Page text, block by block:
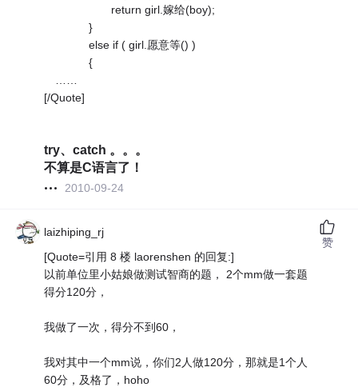
return girl.嫁给(boy);
}
else if ( girl.愿意等() )
{
……
[/Quote]
try、catch 。。。
不算是C语言了！
2010-09-24
laizhiping_rj
[Quote=引用 8 楼 laorenshen 的回复:]
以前单位里小姑娘做测试智商的题， 2个mm做一套题
得分120分，
我做了一次，得分不到60，
我对其中一个mm说，你们2人做120分，那就是1个人
60分，及格了，hoho
赞